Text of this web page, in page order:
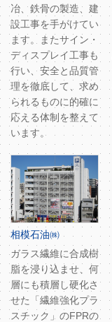
冶、鉄骨の製造、建
設工事を手がけてい
ます。またサイン・
ディスプレイ工事も
行い、安全と品質管
理を徹底して、求め
られるものに的確に
応える体制を整えて
います。
相模石油㈱
ガラス繊維に合成樹
脂を浸り込ませ、何
層にも積層し硬化さ
せた「繊維強化プラ
スチック」のFPRの